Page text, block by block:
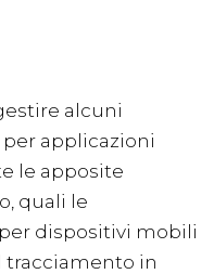
alcuni
applicazioni
le apposite
quali le
dispositivi mobili
tracciamento in